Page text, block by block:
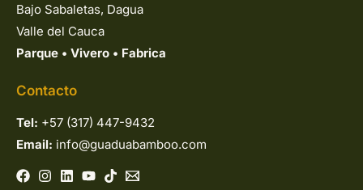
Bajo Sabaletas, Dagua
Valle del Cauca
Parque • Vivero • Fabrica
Contacto
Tel: +57 (317) 447-9432
Email: info@guaduabamboo.com